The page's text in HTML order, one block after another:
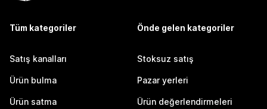
Tüm kategoriler
Satış kanalları
Ürün bulma
Ürün satma
Önde gelen kategoriler
Stoksuz satış
Pazar yerleri
Ürün değerlendirmeleri